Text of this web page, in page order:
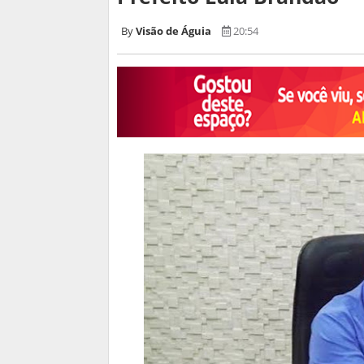
Visão de Águia 20:54